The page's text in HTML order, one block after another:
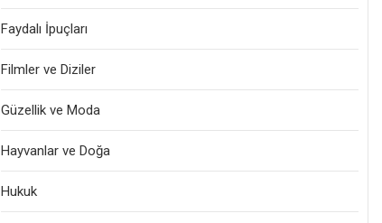
Faydalı İpuçları
Filmler ve Diziler
Güzellik ve Moda
Hayvanlar ve Doğa
Hukuk